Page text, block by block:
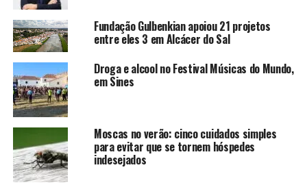
Fundação Gulbenkian apoiou 21 projetos
entre eles 3 em Alcácer do Sal
Droga e alcool no Festival Músicas do Mundo,
em Sines
Moscas no verão: cinco cuidados simples
para evitar que se tornem hóspedes
indesejados